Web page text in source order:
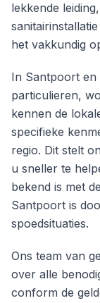
lekkende
het vakkundig
In Santpoort en
particulieren,
kennen de
specifieke
regio. Dit stelt
u sneller te
bekend is met
Santpoort is
spoedsituaties.
Ons team van
over alle
conform de